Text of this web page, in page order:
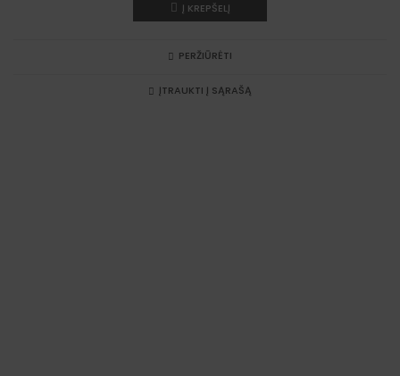
Į KREPŠELĮ
PERŽIŪRĖTI
ĮTRAUKTI Į SĄRAŠĄ